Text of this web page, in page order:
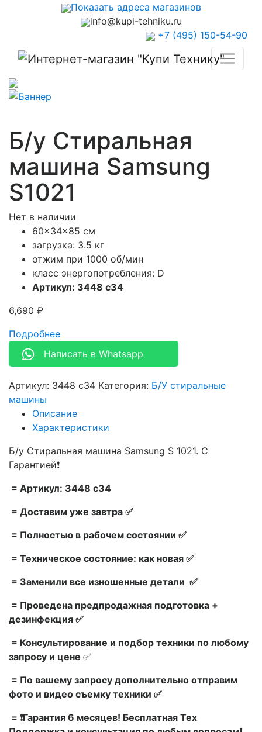
Показать адреса магазинов
info@kupi-tehniku.ru
+7 (495) 150-54-90
Б/у Стиральная
машина Samsung
S1021
Нет в наличии
60x34x85 см
загрузка: 3.5 кг
отжим при 1000 об/мин
класс энергопотребления: D
Артикул: 3448 c34
6,690 ₽
Подробнее
Написать в Whatsapp
Артикул: 3448 c34 Категория: Б/У стиральные
машины
Описание
Характеристики
Б/у Стиральная машина Samsung S 1021. С
Гарантией❗
= Артикул: 3448 c34
= Доставим уже завтра ✅
= Полностью в рабочем состоянии ✅
= Техническое состояние: как новая ✅
= Заменили все изношенные детали ✅
= Проведена предпродажная подготовка +
дезинфекция ✅
= Консультирование и подбор техники по любому
запросу и цене ✅
= По вашему запросу дополнительно отправим
фото и видео съемку техники ✅
= ❗Гарантия 6 месяцев! Бесплатная Тех